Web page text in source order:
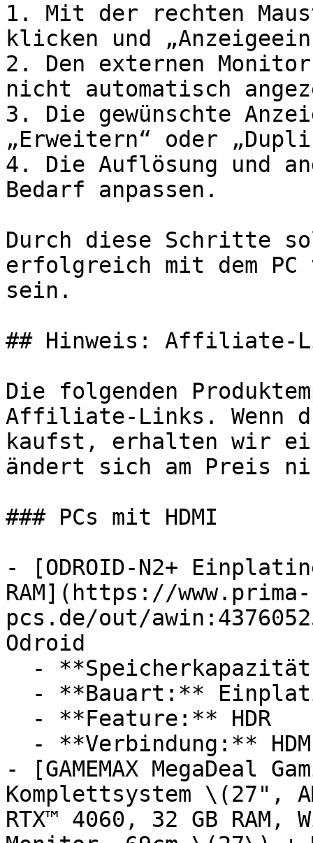
1. Mit der rechten
klicken und
2. Den externen
nicht automatisch
3. Die gewünschte
„Erweitern“ oder
4. Die Auflösung und
Bedarf anpassen.
Durch diese Schritte
erfolgreich mit dem
sein.
## Hinweis: Affiliate-
Die folgenden
Affiliate-Links. Wenn
kaufst, erhalten wir
ändert sich am Preis
### PCs mit HDMI
- [ODROID-N2+
RAM](https://www.prima-
pcs.de/out/
Odroid
- [GAMEMAX MegaDeal
Komplettsystem \(27",
RTX™ 4060, 32 GB RAM,